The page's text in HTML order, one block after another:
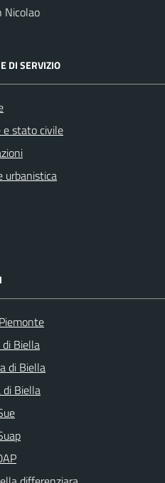
Nicolao
DI SERVIZIO
e stato civile
urbanistica
Biella
di Biella
Biella